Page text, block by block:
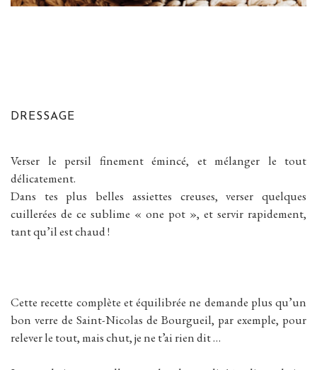
DRESSAGE
Verser le persil finement émincé, et mélanger le tout
délicatement.
Dans tes plus belles assiettes creuses, verser quelques
cuillerées de ce sublime « one pot », et servir rapidement,
tant qu’il est chaud !
Cette recette complète et équilibrée ne demande plus qu’un
bon verre de Saint-Nicolas de Bourgueil, par exemple, pour
relever le tout, mais chut, je ne t’ai rien dit …